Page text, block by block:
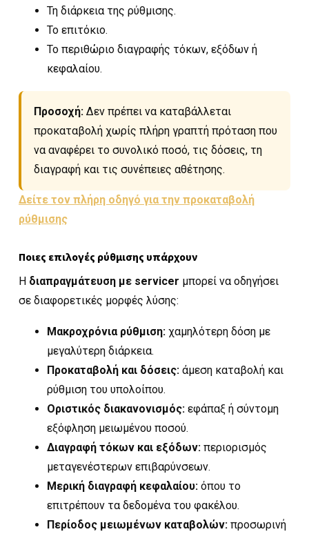
Τη διάρκεια της ρύθμισης.
Το επιτόκιο.
Το περιθώριο διαγραφής τόκων, εξόδων ή
κεφαλαίου.
Προσοχή: Δεν πρέπει να καταβάλλεται
προκαταβολή χωρίς πλήρη γραπτή πρόταση που
να αναφέρει το συνολικό ποσό, τις δόσεις, τη
διαγραφή και τις συνέπειες αθέτησης.
Δείτε τον πλήρη οδηγό για την προκαταβολή
ρύθμισης
Ποιες επιλογές ρύθμισης υπάρχουν
Η διαπραγμάτευση με servicer μπορεί να οδηγήσει
σε διαφορετικές μορφές λύσης:
Μακροχρόνια ρύθμιση:χαμηλότερη δόση με
μεγαλύτερη διάρκεια.
Προκαταβολή και δόσεις:άμεση καταβολή και
ρύθμιση του υπολοίπου.
Οριστικός διακανονισμός:εφάπαξ ή σύντομη
εξόφληση μειωμένου ποσού.
Διαγραφή τόκων και εξόδων:περιορισμός
μεταγενέστερων επιβαρύνσεων.
Μερική διαγραφή κεφαλαίου:όπου το
επιτρέπουν τα δεδομένα του φακέλου.
Περίοδος μειωμένων καταβολών:προσωρινή